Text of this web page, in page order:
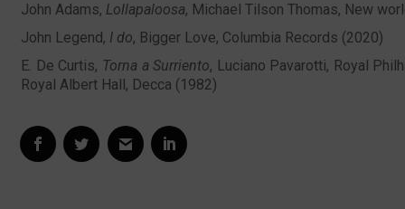
John Adams, Lollapaloosa, Michael Tilson Thomas, New
John Legend, I do, Bigger Love, Columbia Records (2020)
E. De Curtis, Torna a Surriento, Luciano Pavarotti, Royal
Royal Albert Hall, Decca (1982)